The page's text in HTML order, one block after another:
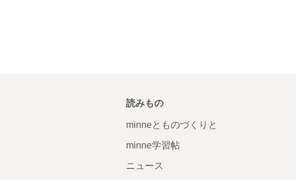
読みもの
minneとものづくりと
minne学習帖
ニュース